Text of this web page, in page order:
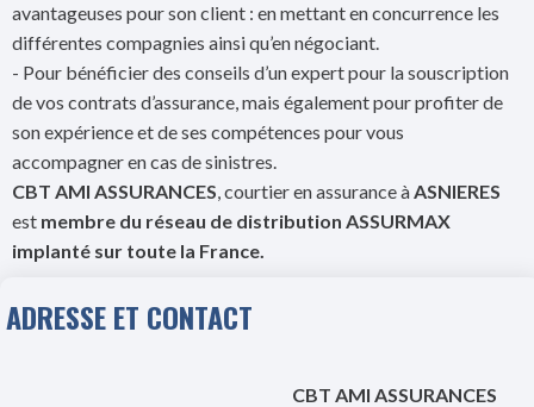
avantageuses pour son client : en mettant en concurrence les
différentes compagnies ainsi qu’en négociant.
- Pour bénéficier des conseils d’un expert pour la souscription
de vos contrats d’assurance, mais également pour profiter de
son expérience et de ses compétences pour vous
accompagner en cas de sinistres.
CBT AMI ASSURANCES, courtier en assurance àASNIERES
est membre du réseau de distribution ASSURMAX
implanté sur toute la France.
ADRESSE ET CONTACT
CBT AMI ASSURANCES